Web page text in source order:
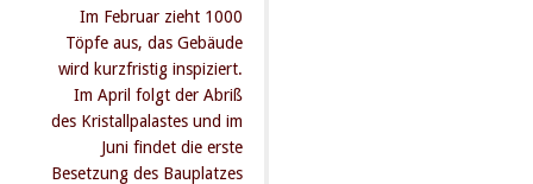
Im Februar zieht 1000
Töpfe aus, das Gebäude
wird kurzfristig inspiziert.
Im April folgt der Abriß
des Kristallpalastes und im
Juni findet die erste
Besetzung des Bauplatzes